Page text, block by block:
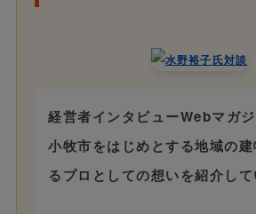
経営者インタビューWebマガジ
小牧市をはじめとする地域の建
るプロとしての想いを紹介して